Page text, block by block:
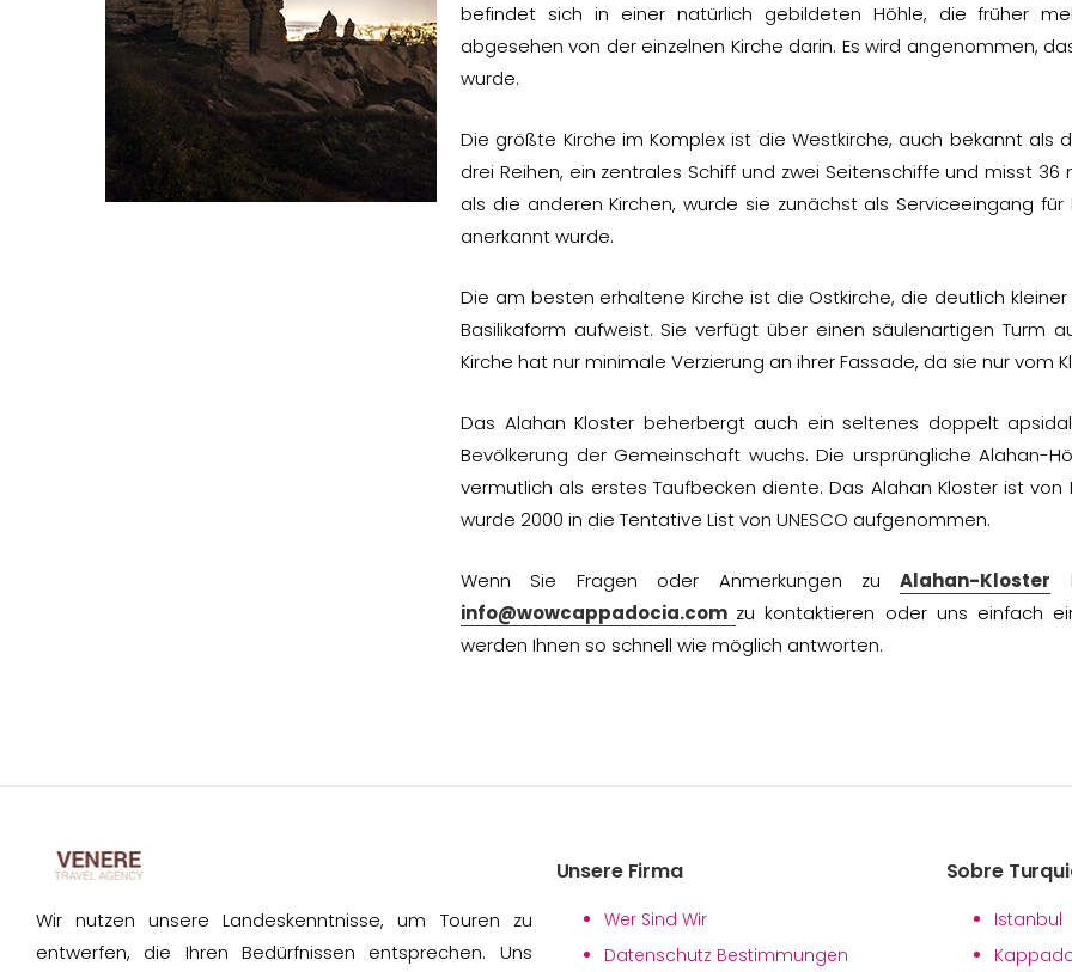
befindet sich in einer natürlich gebildeten Höhle, die früher
abgesehen von der einzelnen Kirche darin. Es wird angenommen,
wurde.
Die größte Kirche im Komplex ist die Westkirche, auch bekannt als
drei Reihen, ein zentrales Schiff und zwei Seitenschiffe und misst
als die anderen Kirchen, wurde sie zunächst als Serviceeingang
anerkannt wurde.
Die am besten erhaltene Kirche ist die Ostkirche, die deutlich
Basilikaform aufweist. Sie verfügt über einen säulenartigen Turm
Kirche hat nur minimale Verzierung an ihrer Fassade, da sie nur vom
Das Alahan Kloster beherbergt auch ein seltenes doppelt
Bevölkerung der Gemeinschaft wuchs. Die ursprüngliche Alahan-
vermutlich als erstes Taufbecken diente. Das Alahan Kloster ist
wurde 2000 in die Tentative List von UNESCO aufgenommen.
Wenn Sie Fragen oder Anmerkungen zuAlahan-Kloster
info@wowcappadocia.com zu kontaktieren oder uns einfach
werden Ihnen so schnell wie möglich antworten.
Wir nutzen unsere Landeskenntnisse, um Touren zu
entwerfen, die Ihren Bedürfnissen entsprechen. Uns
Unsere Firma
Wer Sind Wir
Datenschutz Bestimmungen
Sobre
Istanbul